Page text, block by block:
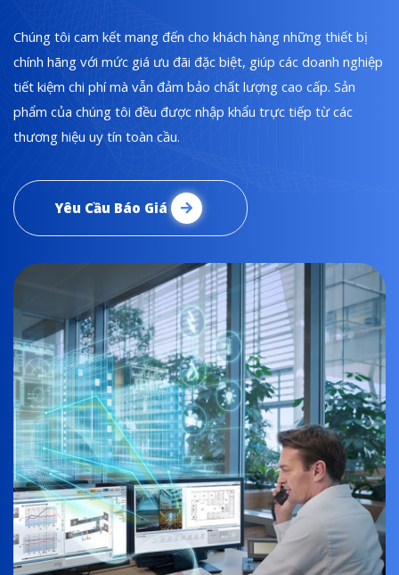
Chúng tôi cam kết mang đến cho khách hàng những thiết bị
chính hãng với mức giá ưu đãi đặc biệt, giúp các doanh nghiệp
tiết kiệm chi phí mà vẫn đảm bảo chất lượng cao cấp. Sản
phẩm của chúng tôi đều được nhập khẩu trực tiếp từ các
thương hiệu uy tín toàn cầu.
Yêu Cầu Báo Giá